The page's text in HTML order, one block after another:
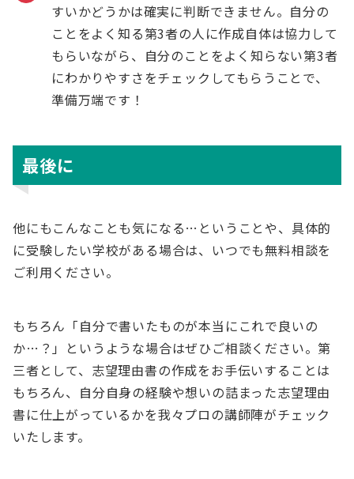
すいかどうかは確実に判断できません。自分の
ことをよく知る第3者の人に作成自体は協力して
もらいながら、自分のことをよく知らない第3者
にわかりやすさをチェックしてもらうことで、
準備万端です！
最後に
他にもこんなことも気になる…ということや、具体的
に受験したい学校がある場合は、いつでも無料相談を
ご利用ください。
もちろん「自分で書いたものが本当にこれで良いの
か…？」というような場合はぜひご相談ください。第
三者として、志望理由書の作成をお手伝いすることは
もちろん、自分自身の経験や想いの詰まった志望理由
書に仕上がっているかを我々プロの講師陣がチェック
いたします。